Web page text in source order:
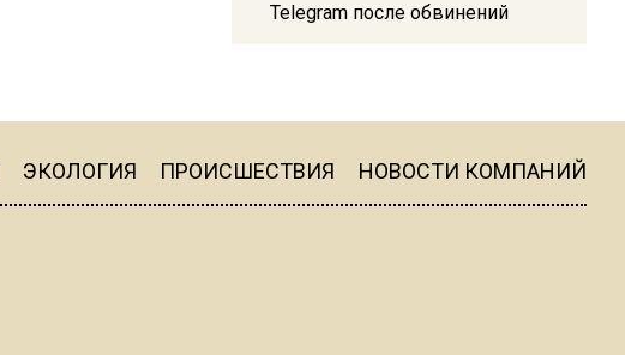
Telegram после обвинений
литров дождя на
ЭКОЛОГИЯ ПРОИСШЕСТВИЯ НОВОСТИ КОМПАНИЙ